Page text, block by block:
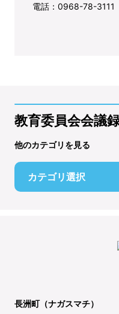
電話：0968-78-3111
教育委員会会議
他のカテゴリを見る
カテゴリ選択
長洲町（ナガスマチ）